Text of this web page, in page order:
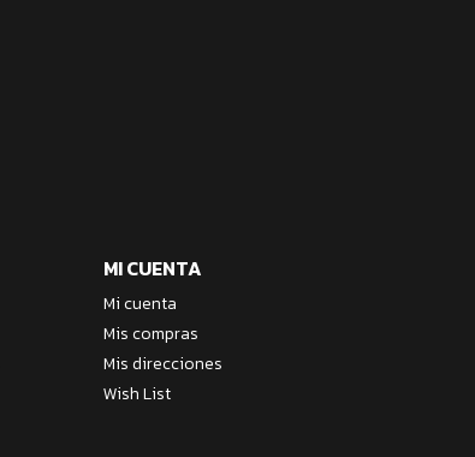
MI CUENTA
Mi cuenta
Mis compras
Mis direcciones
Wish List